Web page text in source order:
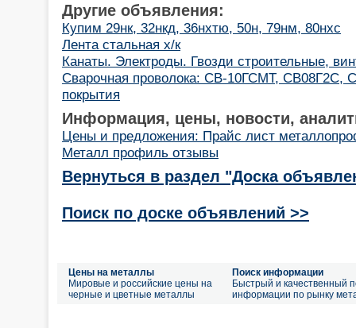
Другие объявления:
Купим 29нк, 32нкд, 36нхтю, 50н, 79нм, 80нхс
Лента стальная х/к
Канаты. Электроды. Гвозди строительные,
Cварочная проволока: СВ-10ГСМТ, СВ08Г2С,
покрытия
Информация, цены, новости,
Цены и предложения: Прайс лист
Металл профиль отзывы
Вернуться в раздел "Доска
Поиск по доске объявлений >>
Цены на металлы
Мировые и российские цены на
черные и цветные металлы
Поиск информации
Быстрый и качественный
информации по рынку